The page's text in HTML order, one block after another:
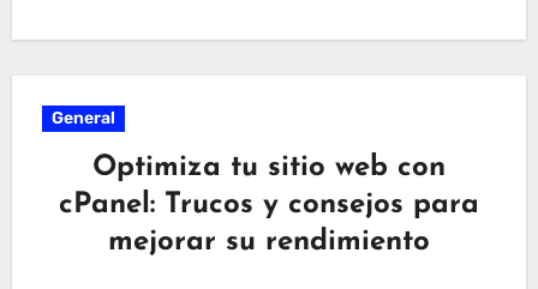
General
Optimiza tu sitio web con
cPanel: Trucos y consejos para
mejorar su rendimiento